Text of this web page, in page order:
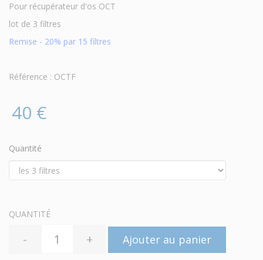
Pour récupérateur d'os OCT
lot de 3 filtres
Remise - 20% par 15 filtres
Référence : OCTF
40 €
Quantité
QUANTITÉ
- + Ajouter au panier